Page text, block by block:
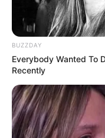
BUZZDAY
Everybody Wanted To
Recently